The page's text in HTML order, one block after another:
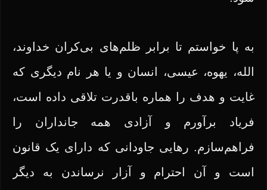
به پا خواستم تا برابر ظلم‌های بی‌کران خداوند،
الله، یهوه، عیسی، انسان و یا هر نام دیگری که
غایت و هدف را هماره باقدرت تلاقی داده است،
فریاد برآورم و آزادی همه جانداران را
فراهم‌سازم. رهایی جاودانی که دارای یک قانون
است و آن احترام و آزار نرساندن به دیگر